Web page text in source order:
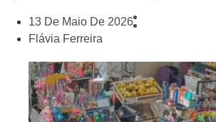
13 De Maio De 2026
Flávia Ferreira